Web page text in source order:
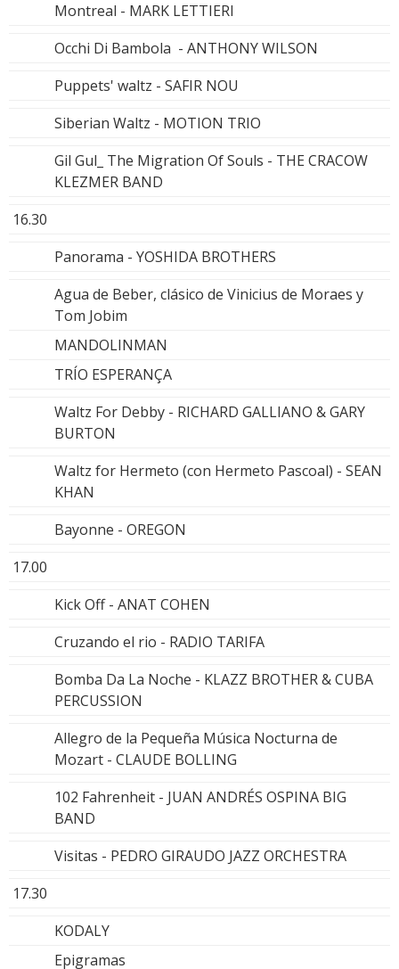
Montreal - MARK LETTIERI
Occhi Di Bambola - ANTHONY WILSON
Puppets' waltz - SAFIR NOU
Siberian Waltz - MOTION TRIO
Gil Gul_ The Migration Of Souls - THE CRACOW
KLEZMER BAND
16.30
Panorama - YOSHIDA BROTHERS
Agua de Beber, clásico de Vinicius de Moraes y
Tom Jobim
MANDOLINMAN
TRÍO ESPERANÇA
Waltz For Debby - RICHARD GALLIANO & GARY
BURTON
Waltz for Hermeto (con Hermeto Pascoal) - SEAN
KHAN
Bayonne - OREGON
17.00
Kick Off - ANAT COHEN
Cruzando el rio - RADIO TARIFA
Bomba Da La Noche - KLAZZ BROTHER & CUBA
PERCUSSION
Allegro de la Pequeña Música Nocturna de
Mozart - CLAUDE BOLLING
102 Fahrenheit - JUAN ANDRÉS OSPINA BIG
BAND
Visitas - PEDRO GIRAUDO JAZZ ORCHESTRA
17.30
KODALY
Epigramas